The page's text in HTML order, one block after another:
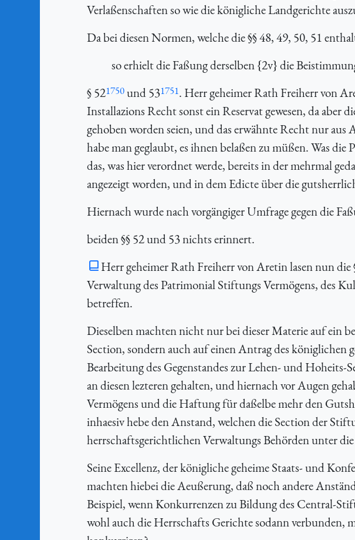
Verlaßenschaften so wie die königliche Landgerichte
Da bei diesen Normen, welche die §§ 48, 49, 50, 51
so erhielt die Faßung derselben {2v} die
§ 521750und 531751. Herr geheimer Rath Freiherr von
Installazions Recht sonst ein Reservat gewesen, da aber
gehoben worden seien, und das erwähnte Recht nur aus
habe man geglaubt, es ihnen belaßen zu müßen. Was
das, was hier verordnet werde, bereits in der mehrmal
angezeigt worden, und in dem Edicte über die
Hiernach wurde nach vorgängiger Umfrage gegen die
beiden §§ 52 und 53 nichts erinnert.
Herr geheimer Rath Freiherr von Aretin lasen nun die
Verwaltung des Patrimonial Stiftungs Vermögens, des
betreffen.
Dieselben machten nicht nur bei dieser Materie auf ein
Section, sondern auch auf einen Antrag des königlichen
Bearbeitung des Gegenstandes zur Lehen- und Hoheits-
an diesen lezteren gehalten, und hiernach vor Augen
Vermögens und die Haftung für daßelbe mehr den
inhaesivhebe den Anstand, welchen die Section der
herrschaftsgerichtlichen Verwaltungs Behörden unter
Seine Excellenz, der königliche geheime Staats- und
machten hiebei die Aeußerung, daß noch andere
Beispiel, wenn Konkurrenzen zu Bildung des Central-
wohl auch die Herrschafts Gerichte sodann verbunden,